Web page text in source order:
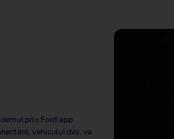
prin Ford app
vehiculul dvs. va